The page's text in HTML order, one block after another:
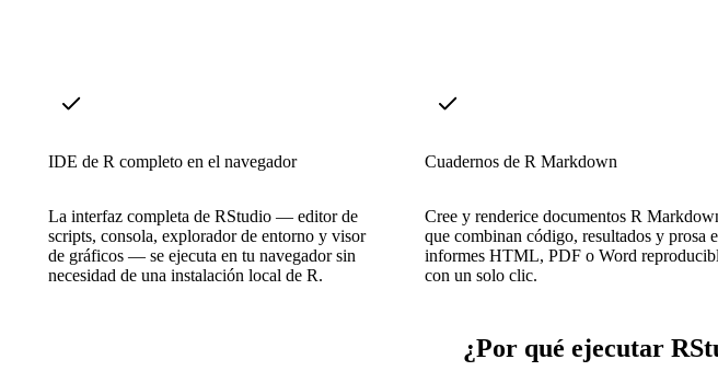
IDE de R completo en el navegador
La interfaz completa de RStudio — editor de
scripts, consola, explorador de entorno y visor
de gráficos — se ejecuta en tu navegador sin
necesidad de una instalación local de R.
Cuadernos de R Markdown
Cree y renderice documentos R
que combinan código, resultados y prosa
informes HTML, PDF o Word
con un solo clic.
¿Por qué ejecutar